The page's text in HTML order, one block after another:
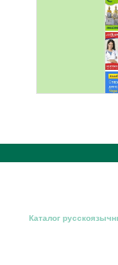
Каталог